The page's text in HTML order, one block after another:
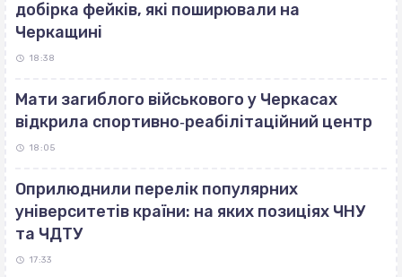
добірка фейків, які поширювали на
Черкащині
18:38
Мати загиблого військового у Черкасах
відкрила спортивно‐реабілітаційний центр
18:05
Оприлюднили перелік популярних
університетів країни: на яких позиціях ЧНУ
та ЧДТУ
17:33